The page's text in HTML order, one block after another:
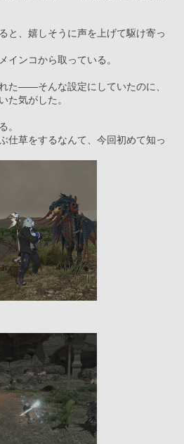
と、嬉しそうに声を上げて駆け寄っ
インコから取っている。
た――そんな設定にしていたのに、
た気がした。
。
仕草をするなんて、今回初めて知っ